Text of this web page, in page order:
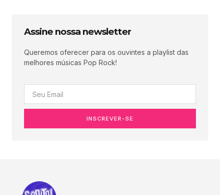
Assine nossa newsletter
Queremos oferecer para os ouvintes a playlist das
melhores músicas Pop Rock!
INSCREVER-SE